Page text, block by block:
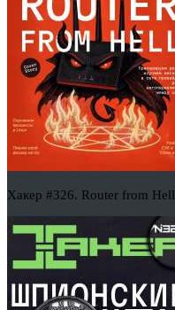
Хакер #326. Router from Hell